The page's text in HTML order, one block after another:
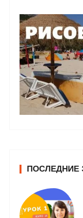
ПОСЛЕДНИЕ